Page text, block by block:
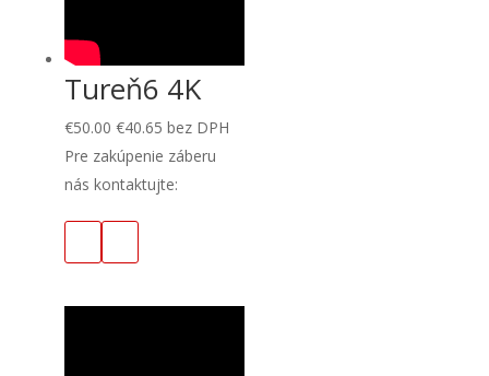
Tureň6 4K
€50.00 €40.65 bez DPH
Pre zakúpenie záberu
nás kontaktujte: